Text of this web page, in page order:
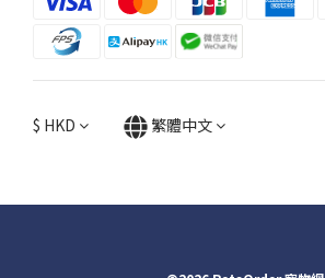
$ HKD 繁體中文